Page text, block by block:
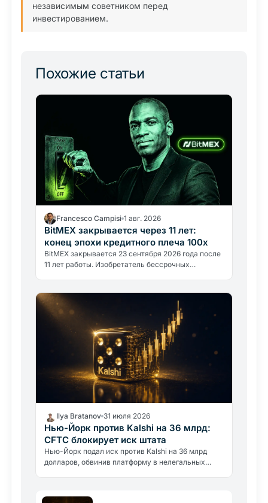
независимым советником перед
инвестированием.
Похожие статьи
Francesco Campisi 1 авг. 2026
BitMEX закрывается через 11 лет:
конец эпохи кредитного плеча 100x
BitMEX закрывается 23 сентября 2026 года после
11 лет работы. Изобретатель бессрочных
Ilya Bratanov 31 июля 2026
Нью-Йорк против Kalshi на 36 млрд:
CFTC блокирует иск штата
Нью-Йорк подал иск против Kalshi на 36 млрд
долларов, обвинив платформу в нелегальных